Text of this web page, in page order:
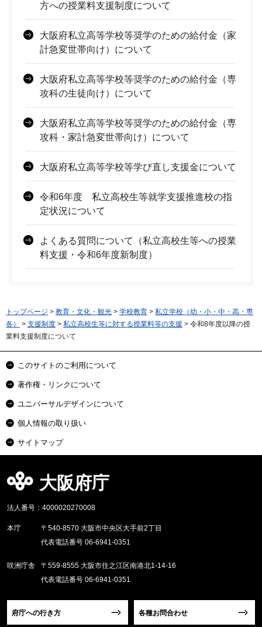
方への授業料支援制度について
大阪府私立高等学校等奨学のための給付金（家
計急変世帯向け）について
大阪府私立高等学校等奨学のための給付金（専
攻科の生徒向け）について
大阪府私立高等学校等奨学のための給付金（専
攻科・家計急変世帯向け）について
大阪府私立高等学校等学び直し支援金について
令和6年度 私立高校生等就学支援推進校の指
定状況について
よくある質問について（私立高校生等への授業
料支援・令和6年度新制度）
トップページ > 教育・文化・観光 > 学校教育 > 私立学校（幼・小・中・高・専
各）
> 支援制度 > 私立高校生等に対する授業料等の支援 > 令和8年度以降の授
業料支援制度について
このサイトのご利用について
著作権・リンクについて
ユニバーサルデザインについて
個人情報の取り扱い
サイトマップ
大阪府庁
法人番号：4000020270008
本庁
〒540-8570 大阪市中央区大手前2丁目
代表電話番号 06-6941-0351
咲洲庁舎
〒559-8555 大阪市住之江区南港北1-14-16
代表電話番号 06-6941-0351
府庁への行き方 各種お問合わせ